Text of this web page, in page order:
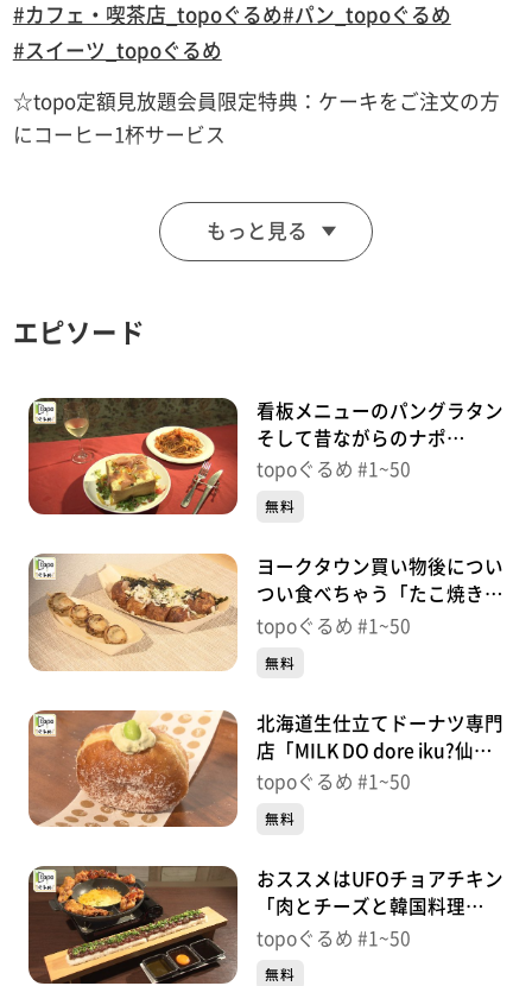
#カフェ・喫茶店_topoぐるめ#パン_topoぐるめ
#スイーツ_topoぐるめ
☆topo定額見放題会員限定特典：ケーキをご注文の方
にコーヒー1杯サービス
【住所】仙台市青葉区中央2-4-11 水晶堂ビル3階
【電話番号】022-393-7738
【定休日】不定休
♪Take a picture NiziU
※特典をご利用の際は、topoにログインをしてトップ
画面をご注文の前にお店の方にお見せください。
「定額見放題会員」を提示）
※紹介した店舗情報は変更している場合があります。
※紹介した商品は取り扱いが終了している場合がありま
す。
もっと見る
エピソード
看板メニューのパングラタン
そして昔ながらのナポ
「WEST POINT」（青葉区中
topoぐるめ #1~50
無料
ヨークタウン買い物後につい
つい食べちゃう「たこ焼き海
鮮焼きはまや」（若林区若
topoぐるめ #1~50
無料
北海道生仕立てドーナツ専門
店「MILK DO dore iku?仙台
長町店」（太白区あすと長
topoぐるめ #1~50
無料
おススメはUFOチョアチキン
「肉とチーズと韓国料理
OKAGEYA」（青葉区中央）
topoぐるめ #1~50
無料